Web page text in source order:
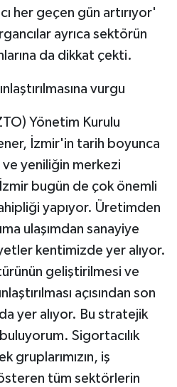
her geçen gün artırıyor'
ayrıca sektörün
da dikkat çekti.
vurgu
Yönetim Kurulu
İzmir'in tarih boyunca
yeniliğin merkezi
bugün de çok önemli
yapıyor. Üretimden
ulaşımdan sanayiye
kentimizde yer alıyor.
geliştirilmesi ve
açısından son
yer alıyor. Bu stratejik
Sigortacılık
gruplarımızın, iş
tüm sektörlerin